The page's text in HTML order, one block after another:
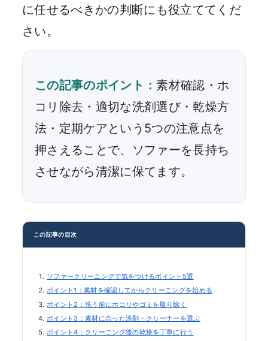
に任せるべきかの判断にも役立ててくだ
さい。
この記事のポイント：素材確認・ホ
コリ除去・適切な洗剤選び・乾燥方
法・定期ケアという5つの注意点を
押さえることで、ソファーを長持ち
させながら清潔に保てます。
この記事の目次
ソファークリーニングで気をつけるポイント5選
ポイント1：素材を確認してからクリーニングを始める
ポイント2：洗う前にホコリやゴミを取り除く
ポイント3：素材に合った洗剤・クリーナーを選ぶ
ポイント4：クリーニング後の乾燥を丁寧に行う